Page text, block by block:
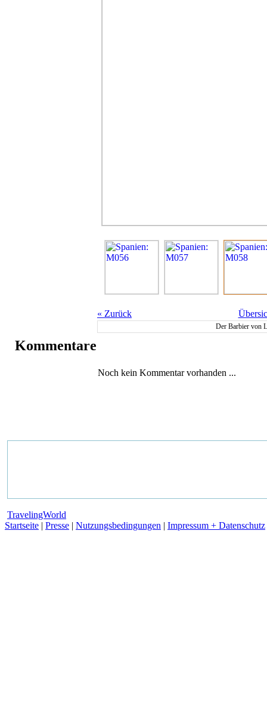
« Zurück
Der Barbier von
Kommentare
Noch kein Kommentar vorhanden ...
TravelingWorld
Startseite | Presse | Nutzungsbedingungen | Impressum + Datenschutz